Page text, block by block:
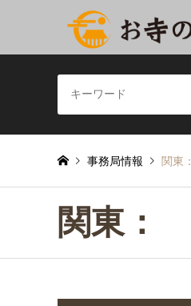
事務局情報 関東：
関東：